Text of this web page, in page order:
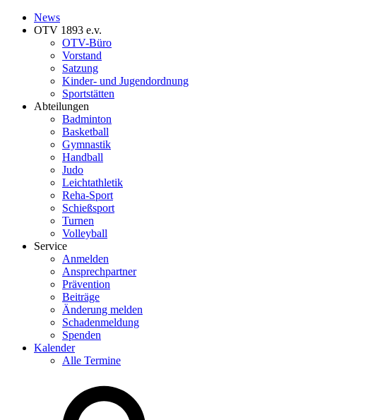
News
OTV 1893 e.v.
OTV-Büro
Vorstand
Satzung
Kinder- und Jugendordnung
Sportstätten
Abteilungen
Badminton
Basketball
Gymnastik
Handball
Judo
Leichtathletik
Reha-Sport
Schießsport
Turnen
Volleyball
Service
Anmelden
Ansprechpartner
Prävention
Beiträge
Änderung melden
Schadenmeldung
Spenden
Kalender
Alle Termine